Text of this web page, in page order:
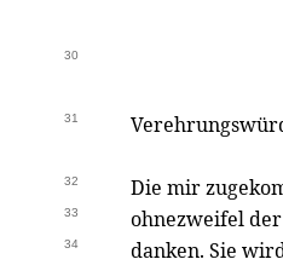
30
31
32 Die mir
33 ohnezweifel
34 danken. Sie